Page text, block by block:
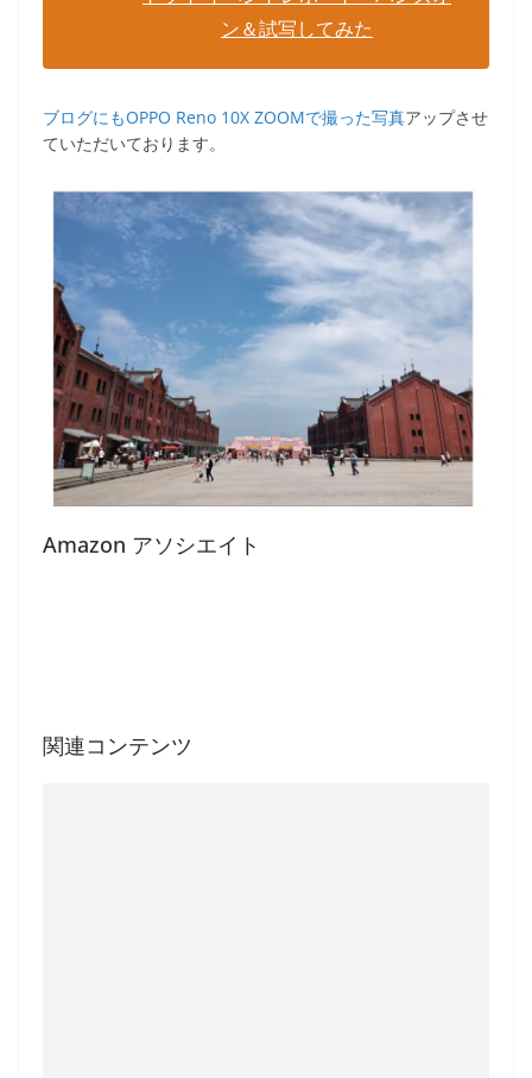
ン＆試写してみた
ブログにもOPPO Reno 10X ZOOMで撮った写真アップさせ
ていただいております。
Amazon アソシエイト
関連コンテンツ